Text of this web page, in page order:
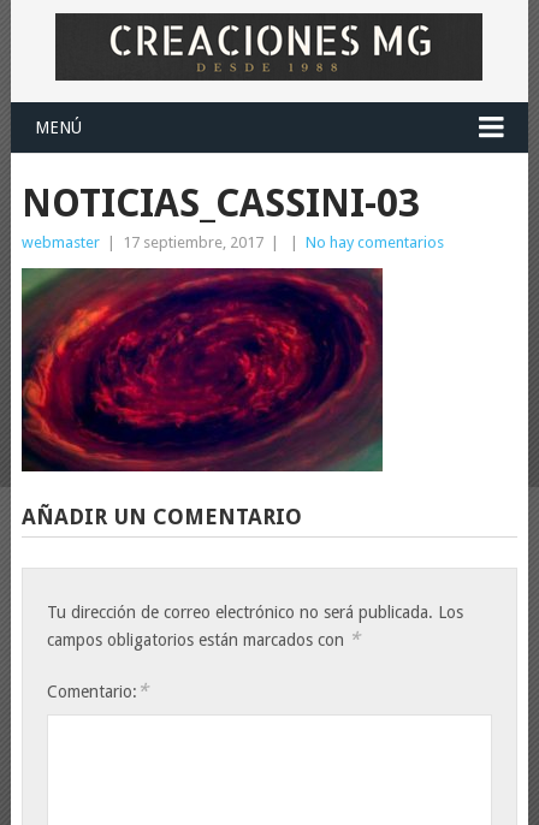
MENÚ
NOTICIAS_CASSINI-03
webmaster 17 septiembre, 2017 No hay comentarios
AÑADIR UN COMENTARIO
Tu dirección de correo electrónico no será publicada. Los
campos obligatorios están marcados con *
Comentario: *